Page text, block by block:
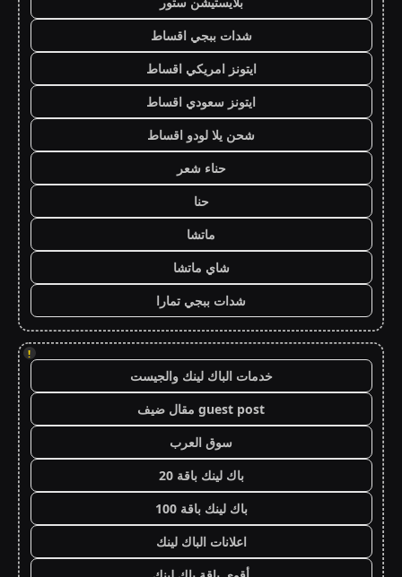
شدات ببجي اقساط
ايتونز امريكي اقساط
ايتونز سعودي اقساط
شحن يلا لودو اقساط
حناء شعر
حنا
ماتشا
شاي ماتشا
شدات ببجي تمارا
!
خدمات الباك لينك والجيست
guest post مقال ضيف
سوق العرب
باك لينك باقة 20
باك لينك باقة 100
اعلانات الباك لينك